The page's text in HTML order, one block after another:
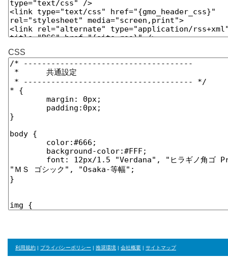
CSS
利用規約 | プライバシーポリシー | 推奨環境 | 会社概要 | サイトマップ